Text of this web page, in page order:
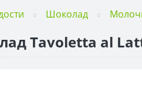
Шоколад
Tavoletta al